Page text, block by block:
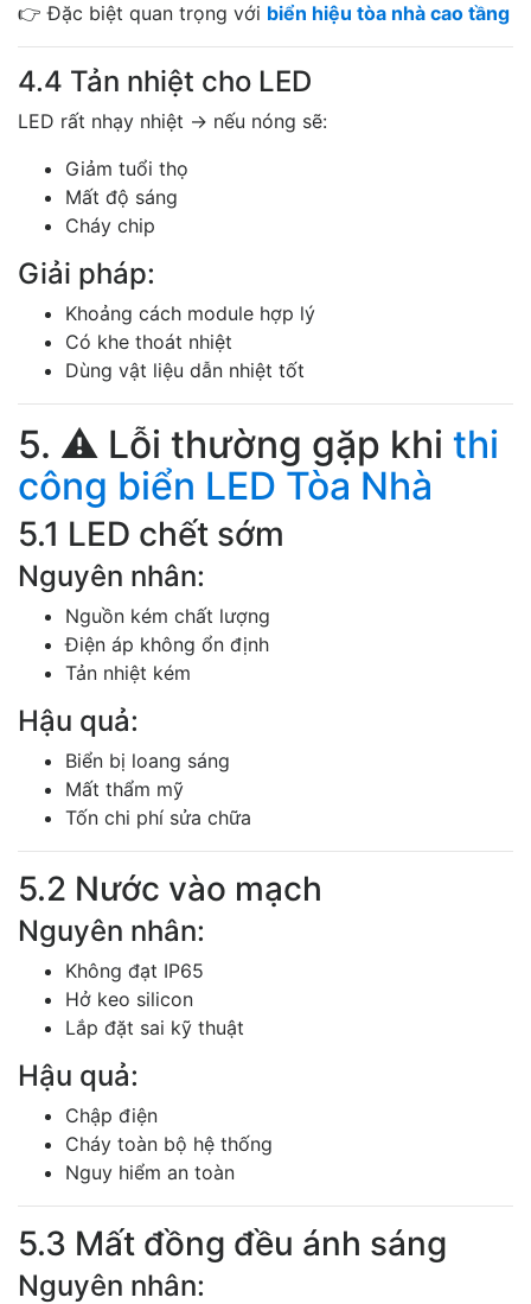
👉 Đặc biệt quan trọng với biển hiệu tòa nhà cao tầng
4.4 Tản nhiệt cho LED
LED rất nhạy nhiệt → nếu nóng sẽ:
Giảm tuổi thọ
Mất độ sáng
Cháy chip
Giải pháp:
Khoảng cách module hợp lý
Có khe thoát nhiệt
Dùng vật liệu dẫn nhiệt tốt
5. ⚠️ Lỗi thường gặp khi thi
công biển LED Tòa Nhà
5.1 LED chết sớm
Nguyên nhân:
Nguồn kém chất lượng
Điện áp không ổn định
Tản nhiệt kém
Hậu quả:
Biển bị loang sáng
Mất thẩm mỹ
Tốn chi phí sửa chữa
5.2 Nước vào mạch
Nguyên nhân:
Không đạt IP65
Hở keo silicon
Lắp đặt sai kỹ thuật
Hậu quả:
Chập điện
Cháy toàn bộ hệ thống
Nguy hiểm an toàn
5.3 Mất đồng đều ánh sáng
Nguyên nhân: